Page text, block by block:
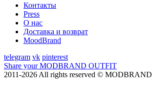
Контакты
Press
О нас
Доставка и возврат
MoodBrand
telegram vk pinterest
Share your MODBRAND OUTFIT
2011-2026 All rights reserved © MODBRAND